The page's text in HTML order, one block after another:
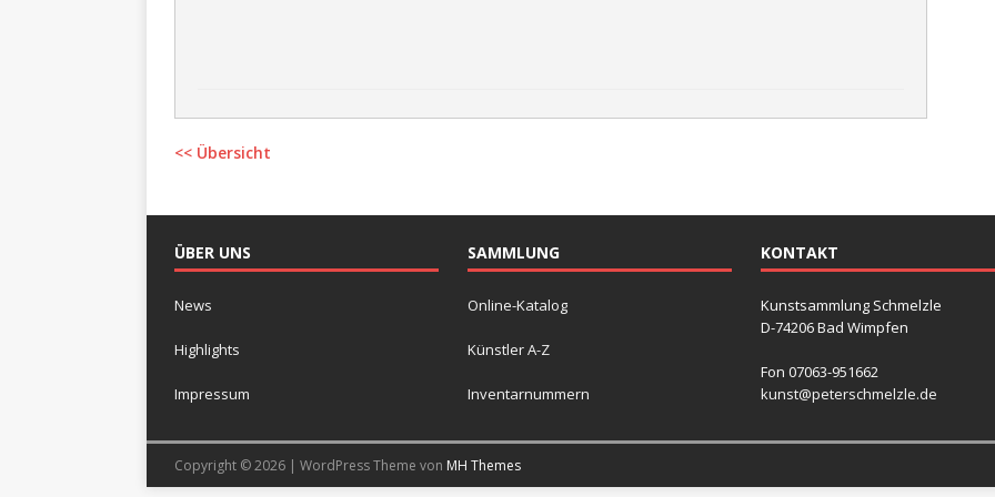
<< Übersicht
ÜBER UNS
News
Highlights
Impressum
SAMMLUNG
Online-Katalog
Künstler A-Z
Inventarnummern
KONTAKT
Kunstsammlung Schmelzle
D-74206 Bad Wimpfen
Fon 07063-951662
kunst@peterschmelzle.de
Copyright © 2026 | WordPress Theme von MH Themes